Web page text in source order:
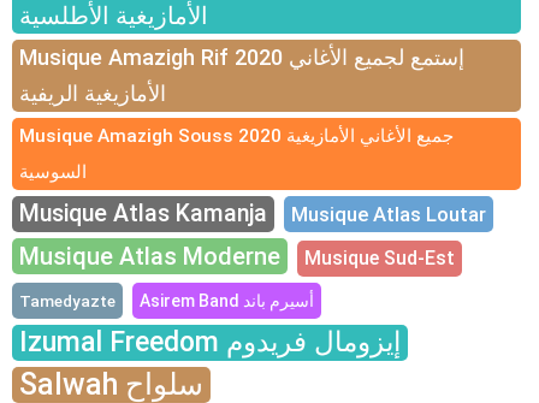
الأمازيغية الأطلسية
Musique Amazigh Rif 2020 إستمع لجميع الأغاني
الأمازيغية الريفية
Musique Amazigh Souss 2020 جميع الأغاني الأمازيغية
السوسية
Musique Atlas Kamanja Musique Atlas Loutar
Musique Atlas Moderne Musique Sud-Est
Tamedyazte Asirem Band أسيرم باند
Izumal Freedom إيزومال فريدوم
Salwah سلواح